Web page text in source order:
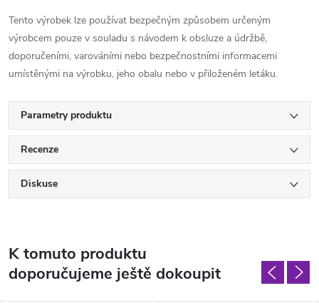
Tento výrobek lze používat bezpečným způsobem určeným
výrobcem pouze v souladu s návodem k obsluze a údržbě,
doporučeními, varováními nebo bezpečnostními informacemi
umístěnými na výrobku, jeho obalu nebo v přiloženém letáku.
Parametry produktu
Recenze
Diskuse
K tomuto produktu
doporučujeme ještě dokoupit